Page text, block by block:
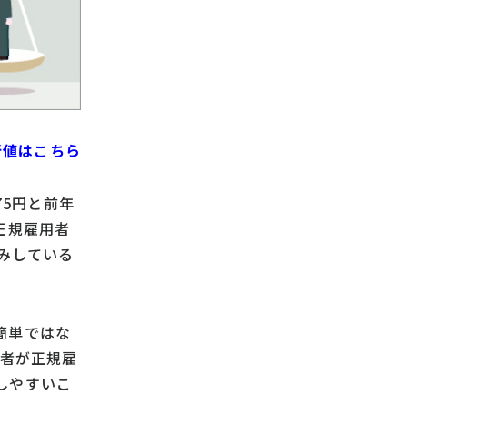
はこちら
円と前年
規雇用者
している
単ではな
が正規雇
やすいこ